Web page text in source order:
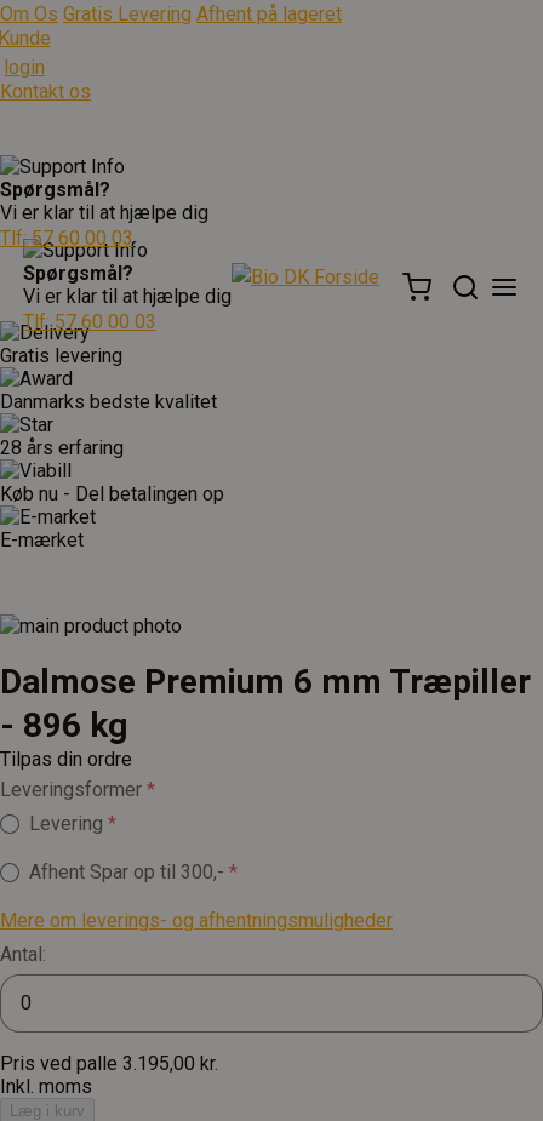
Om Os Gratis Levering Afhent på lageret
login
Kontakt os
Spørgsmål?
Vi er klar til at hjælpe dig
Tlf: 57 60 00 03
Spørgsmål?
Vi er klar til at hjælpe dig
Tlf: 57 60 00 03
Gratis levering
Danmarks bedste kvalitet
28 års erfaring
Køb nu - Del betalingen op
E-mærket
Dalmose Premium 6 mm Træpiller
- 896 kg
Tilpas din ordre
Leveringsformer
Levering
Afhent Spar op til 300,-
Mere om leverings- og afhentningsmuligheder
Antal:
Pris ved palle 3.195,00 kr.
Inkl. moms
Læg i kurv